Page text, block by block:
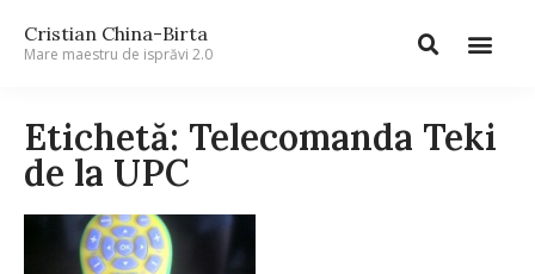
Cristian China-Birta
Mare maestru de isprăvi 2.0
Etichetă: Telecomanda Teki
de la UPC